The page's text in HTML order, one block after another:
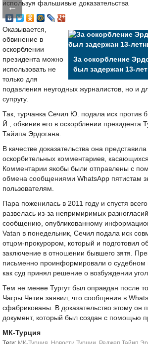
←
За оскорбление
был задержан 13-
Оказывается,
обвинение в
оскорблении
президента можно
использовать не
только для
подавления неугодных журналистов, но и
супругу.
Так, турчанка Сечил Ю. подала иск против
Й., обвинив его в оскорблении президента
Тайипа Эрдогана.
В качестве доказательства она
оскорбительных комментариев,
Комментарии якобы были отправлены с
обмена сообщениями WhatsApp пятистам
пользователям.
Пара поженилась в 2011 году и спустя
развелась из-за непримиримых
сообщению, опубликованному
Vatan в понедельник, Сечил подала иск
отцом-прокурором, который и подготовил
заключение в отношении бывшего зятя.
письменно проинформировали о судебном
как суд принял решение о возбуждении
Тем не менее Тургут был оправдан после
Чагры Четин заявил, что сообщения в
сфабрикованы. В доказательство этому он
документ, который был создан с помощью
МК-Турция